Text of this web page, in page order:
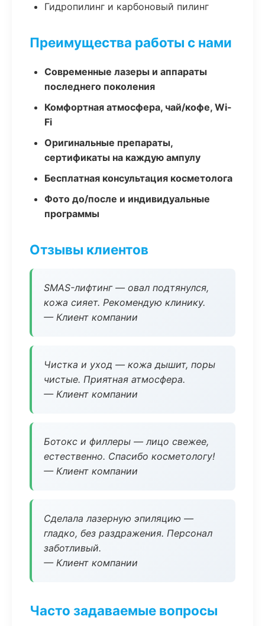
Гидропилинг и карбоновый пилинг
Преимущества работы с нами
Современные лазеры и аппараты
последнего поколения
Комфортная атмосфера, чай/кофе, Wi-
Fi
Оригинальные препараты,
сертификаты на каждую ампулу
Бесплатная консультация косметолога
Фото до/после и индивидуальные
программы
Отзывы клиентов
SMAS-лифтинг — овал подтянулся,
кожа сияет. Рекомендую клинику.
— Клиент компании
Чистка и уход — кожа дышит, поры
чистые. Приятная атмосфера.
— Клиент компании
Ботокс и филлеры — лицо свежее,
естественно. Спасибо косметологу!
— Клиент компании
Сделала лазерную эпиляцию —
гладко, без раздражения. Персонал
заботливый.
— Клиент компании
Часто задаваемые вопросы